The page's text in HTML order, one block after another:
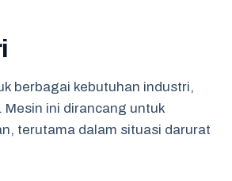
berbagai kebutuhan industri,
ini dirancang untuk
terutama dalam situasi darurat